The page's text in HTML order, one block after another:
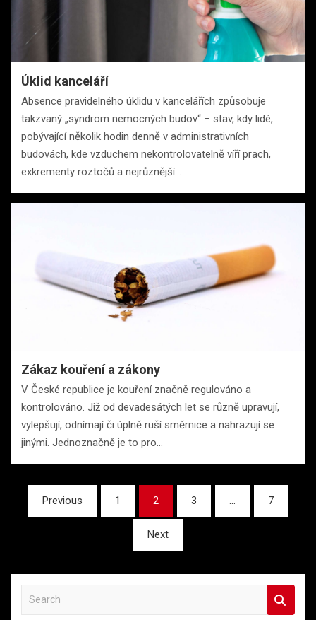
Úklid kanceláří
Absence pravidelného úklidu v kancelářích způsobuje
takzvaný „syndrom nemocných budov“ – stav, kdy lidé,
pobývající několik hodin denně v administrativních
budovách, kde vzduchem nekontrolovatelně víří prach,
exkrementy roztočů a nejrůznější…
Zákaz kouření a zákony
V České republice je kouření značně regulováno a
kontrolováno. Již od devadesátých let se různě upravují,
vylepšují, odnímají či úplně ruší směrnice a nahrazují se
jinými. Jednoznačně je to pro…
Stránkování
příspěvků
Previous 1 2 3 … 7
Next